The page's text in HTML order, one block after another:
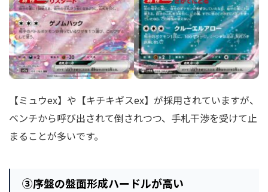
【ミュウex】や【キチキギスex】が採用されていますが、
ベンチから呼び出されて倒されつつ、手札干渉を受けて止
まることが多いです。
③序盤の盤面形成ハードルが高い